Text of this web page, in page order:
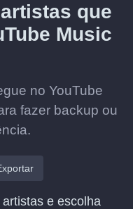
que
Music
no YouTube
fazer backup ou
e escolha